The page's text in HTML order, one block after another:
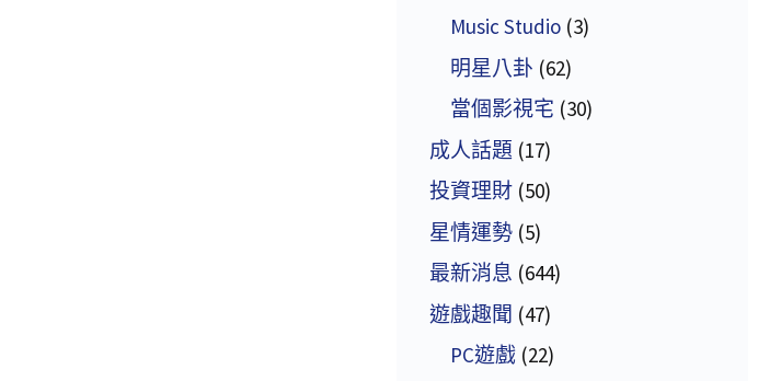
Music Studio (3)
明星八卦 (62)
當個影視宅 (30)
成人話題 (17)
投資理財 (50)
星情運勢 (5)
最新消息 (644)
遊戲趣聞 (47)
PC遊戲 (22)